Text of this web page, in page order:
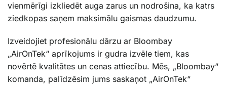
vienmērīgi izkliedēt auga zarus un nodrošina, ka katrs
ziedkopas saņem maksimālu gaismas daudzumu.
Izveidojiet profesionālu dārzu ar Bloombay
„AirOnTek“ aprīkojums ir gudra izvēle tiem, kas
novērtē kvalitātes un cenas attiecību. Mēs, „Bloombay“
komanda, palīdzēsim jums saskaņot „AirOnTek“